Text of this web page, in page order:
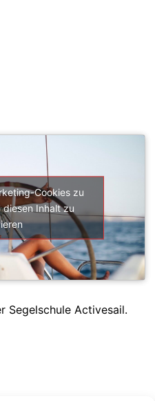
Cookies zu
Inhalt zu
Segelschule Activesail.